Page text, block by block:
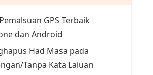
GPS Terbaik
dan Android
Had Masa pada
Tanpa Kata Laluan